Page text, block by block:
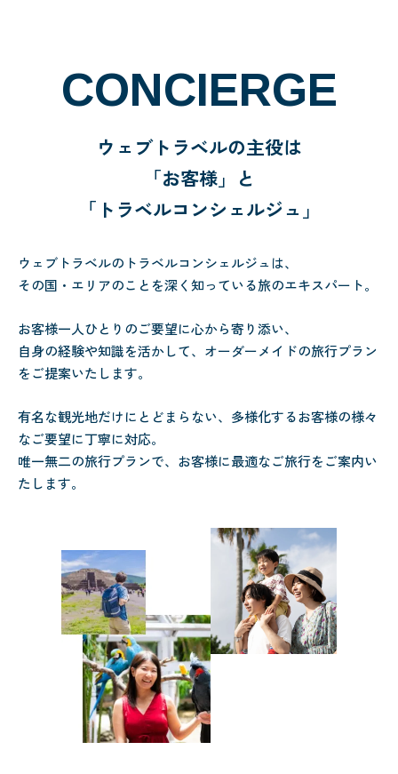
CONCIERGE
ウェブトラベルの主役は
「お客様」と
「トラベルコンシェルジュ」
ウェブトラベルのトラベルコンシェルジュは、
その国・エリアのことを深く知っている旅のエキスパート。
お客様一人ひとりのご要望に心から寄り添い、
自身の経験や知識を活かして、オーダーメイドの旅行プラン
をご提案いたします。
有名な観光地だけにとどまらない、多様化するお客様の様々
なご要望に丁寧に対応。
唯一無二の旅行プランで、お客様に最適なご旅行をご案内い
たします。